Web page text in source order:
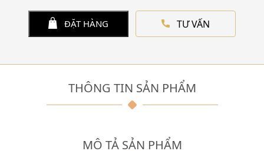
ĐẶT HÀNG TƯ VẤN
MÔ TẢ SẢN PHẨM
THÔNG TIN SẢN PHẨM